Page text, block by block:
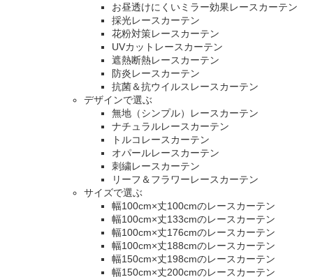
お昼透けにくいミラー効果レースカーテン
採光レースカーテン
花粉対策レースカーテン
UVカットレースカーテン
遮熱断熱レースカーテン
防炎レースカーテン
抗菌＆抗ウイルスレースカーテン
デザインで選ぶ
無地（シンプル）レースカーテン
ナチュラルレースカーテン
トルコレースカーテン
オパールレースカーテン
刺繍レースカーテン
リーフ＆フラワーレースカーテン
サイズで選ぶ
幅100cm×丈100cmのレースカーテン
幅100cm×丈133cmのレースカーテン
幅100cm×丈176cmのレースカーテン
幅100cm×丈188cmのレースカーテン
幅150cm×丈198cmのレースカーテン
幅150cm×丈200cmのレースカーテン